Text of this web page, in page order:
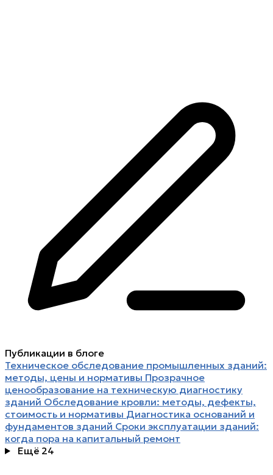
Публикации в блоге
Техническое обследование промышленных зданий:
методы, цены и нормативы Прозрачное
ценообразование на техническую диагностику
зданий Обследование кровли: методы, дефекты,
стоимость и нормативы Диагностика оснований и
фундаментов зданий Сроки эксплуатации зданий:
когда пора на капитальный ремонт
Ещё 24